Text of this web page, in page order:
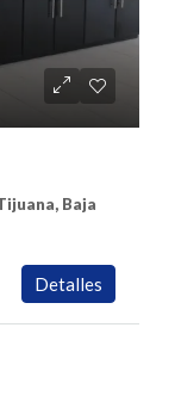
Baja
Detalles